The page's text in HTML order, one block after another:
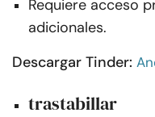
Requiere acceso
adicionales.
Descargar Tinder:
trastabillar